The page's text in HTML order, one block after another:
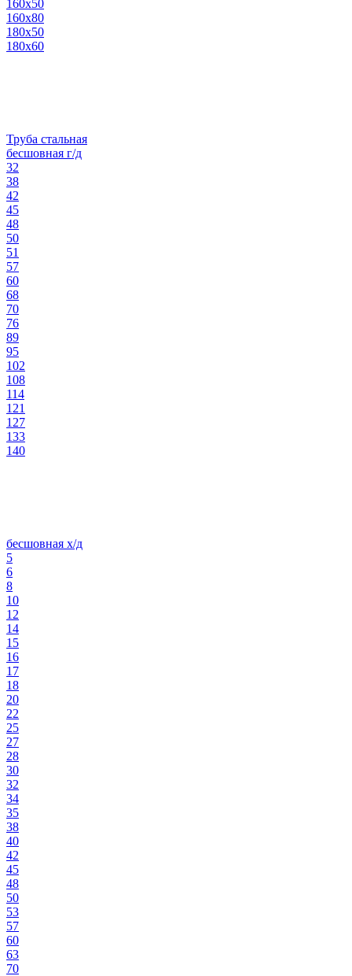
160х50
160х80
180х50
180х60
Труба стальная
бесшовная г/д
32
38
42
45
48
50
51
57
60
68
70
76
89
95
102
108
114
121
127
133
140
бесшовная х/д
5
6
8
10
12
14
15
16
17
18
20
22
25
27
28
30
32
34
35
38
40
42
45
48
50
53
57
60
63
70